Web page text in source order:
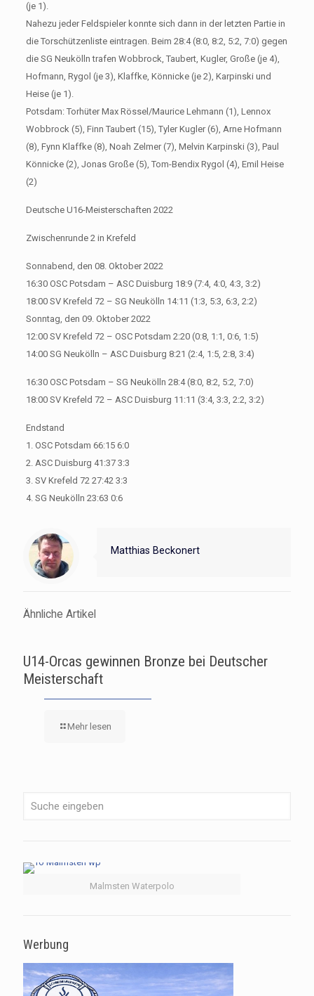
(je 1).
Nahezu jeder Feldspieler konnte sich dann in der letzten Partie in
die Torschützenliste eintragen. Beim 28:4 (8:0, 8:2, 5:2, 7:0) gegen
die SG Neukölln trafen Wobbrock, Taubert, Kugler, Große (je 4),
Hofmann, Rygol (je 3), Klaffke, Könnicke (je 2), Karpinski und
Heise (je 1).
Potsdam: Torhüter Max Rössel/Maurice Lehmann (1), Lennox
Wobbrock (5), Finn Taubert (15), Tyler Kugler (6), Arne Hofmann
(8), Fynn Klaffke (8), Noah Zelmer (7), Melvin Karpinski (3), Paul
Könnicke (2), Jonas Große (5), Tom-Bendix Rygol (4), Emil Heise
(2)
Deutsche U16-Meisterschaften 2022
Zwischenrunde 2 in Krefeld
Sonnabend, den 08. Oktober 2022
16:30 OSC Potsdam – ASC Duisburg 18:9 (7:4, 4:0, 4:3, 3:2)
18:00 SV Krefeld 72 – SG Neukölln 14:11 (1:3, 5:3, 6:3, 2:2)
Sonntag, den 09. Oktober 2022
12:00 SV Krefeld 72 – OSC Potsdam 2:20 (0:8, 1:1, 0:6, 1:5)
14:00 SG Neukölln – ASC Duisburg 8:21 (2:4, 1:5, 2:8, 3:4)
16:30 OSC Potsdam – SG Neukölln 28:4 (8:0, 8:2, 5:2, 7:0)
18:00 SV Krefeld 72 – ASC Duisburg 11:11 (3:4, 3:3, 2:2, 3:2)
Endstand
1. OSC Potsdam 66:15 6:0
2. ASC Duisburg 41:37 3:3
3. SV Krefeld 72 27:42 3:3
4. SG Neukölln 23:63 0:6
Matthias Beckonert
Ähnliche Artikel
U14-Orcas gewinnen Bronze bei Deutscher
Meisterschaft
Mehr lesen
Malmsten Waterpolo
Werbung